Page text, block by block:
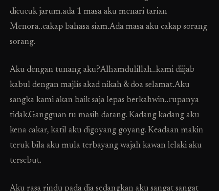
dicucuk jarum.ada 1 masa aku menari tarian
Menora..cakap bahasa siam.Ada masa aku cakap sorang
sorang.
Aku dengan tunang aku?Alhamdulillah..kami diijab
kabul dengan majlis akad nikah & doa selamat.Aku
sangka kami akan baik saja lepas berkahwin..rupanya
tidak.Gangguan tu masih datang. Kadang kadang aku
kena cakar, katil aku digoyang goyang. Keadaan makin
teruk bila aku mula terbayang wajah kawan lelaki aku
tersebut.
Aku rasa rindu pada dia sedangkan aku sangat sangat